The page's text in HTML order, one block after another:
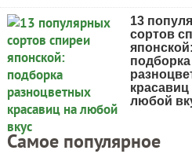
13
сортов
японской:
подборка
красавиц
любой
Самое популярное